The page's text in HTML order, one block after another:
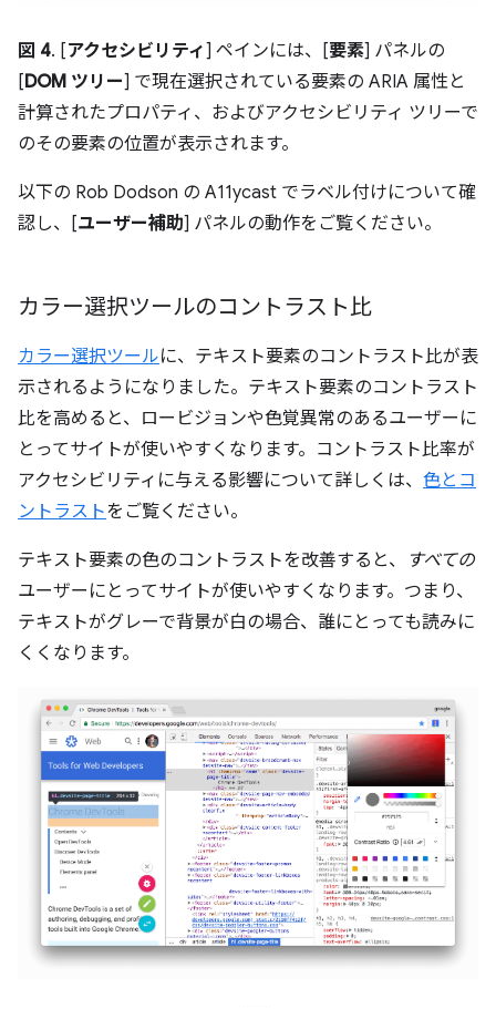
図 4. [アクセシビリティ] ペインには、[要素] パネルの
[DOM ツリー] で現在選択されている要素の ARIA 属性と
計算されたプロパティ、およびアクセシビリティ ツリーで
のその要素の位置が表示されます。
以下の Rob Dodson の A11ycast でラベル付けについて確
認し、[ユーザー補助] パネルの動作をご覧ください。
カラー選択ツールのコントラスト比
カラー選択ツールに、テキスト要素のコントラスト比が表
示されるようになりました。テキスト要素のコントラスト
比を高めると、ロービジョンや色覚異常のあるユーザーに
とってサイトが使いやすくなります。コントラスト比率が
アクセシビリティに与える影響について詳しくは、 色とコ
ントラストをご覧ください。
テキスト要素の色のコントラストを改善すると、
すべての
ユーザーにとってサイトが使いやすくなります。つまり、
テキストがグレーで背景が白の場合、誰にとっても読みに
くくなります。